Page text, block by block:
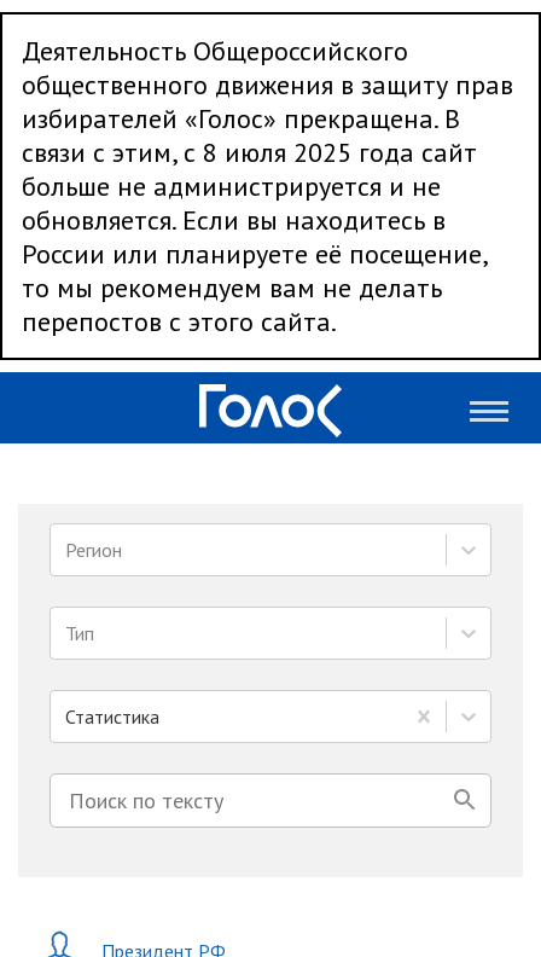
Деятельность Общероссийского
общественного движения в защиту прав
избирателей «Голос» прекращена. В
связи с этим, с 8 июля 2025 года сайт
больше не администрируется и не
обновляется. Если вы находитесь в
России или планируете её посещение,
то мы рекомендуем вам не делать
перепостов с этого сайта.
Регион
Тип
Статистика
Президент РФ